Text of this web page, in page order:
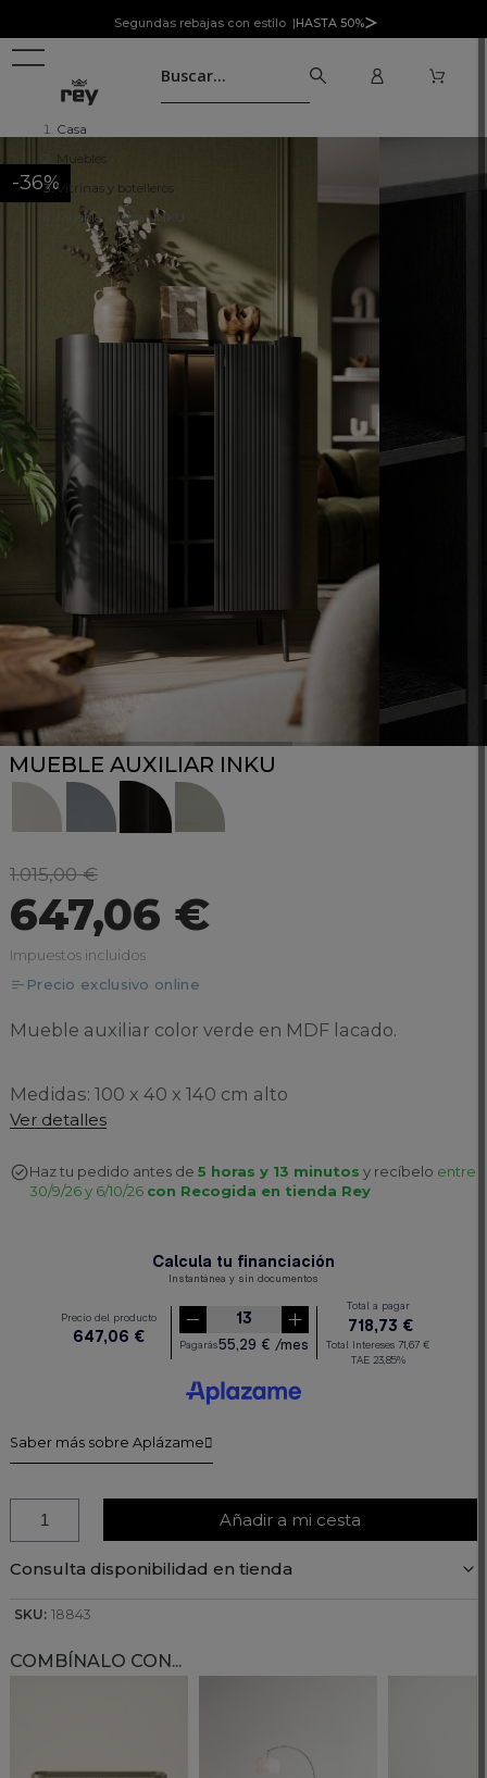
Segundas rebajas con estilo |HASTA 50%
Casa
Muebles
Vitrinas y botelleros
Mueble auxiliar INKU
-36%
MUEBLE AUXILIAR INKU
1.015,00 €
647,06 €
Impuestos incluidos
Precio exclusivo online
Mueble auxiliar color verde en MDF lacado.
Medidas: 100 x 40 x 140 cm alto
Ver detalles
Haz tu pedido antes de 5 horas y 13 minutos y recíbelo entre
30/9/26 y 6/10/26 con Recogida en tienda Rey
Saber más sobre Aplázame
Añadir a mi cesta
Consulta disponibilidad en tienda
SKU: 18843
COMBÍNALO CON...